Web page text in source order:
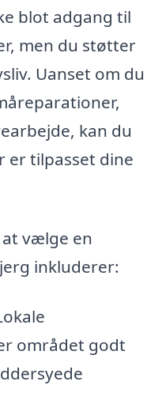
blot adgang til
men du støtter
Uanset om du
kan du
er tilpasset dine
vælge en
inkluderer:
området godt